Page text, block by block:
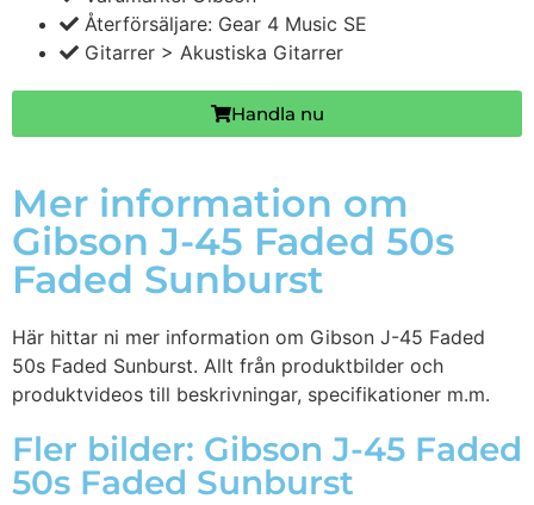
Återförsäljare: Gear 4 Music SE
Gitarrer > Akustiska Gitarrer
Handla nu
Mer information om
Gibson J-45 Faded 50s
Faded Sunburst
Här hittar ni mer information om Gibson J-45 Faded
50s Faded Sunburst. Allt från produktbilder och
produktvideos till beskrivningar, specifikationer m.m.
Fler bilder: Gibson J-45 Faded
50s Faded Sunburst